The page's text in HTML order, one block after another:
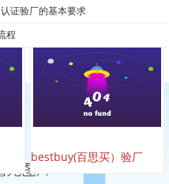
证验厂的基本要求
程
bestbuy(百思买）验厂